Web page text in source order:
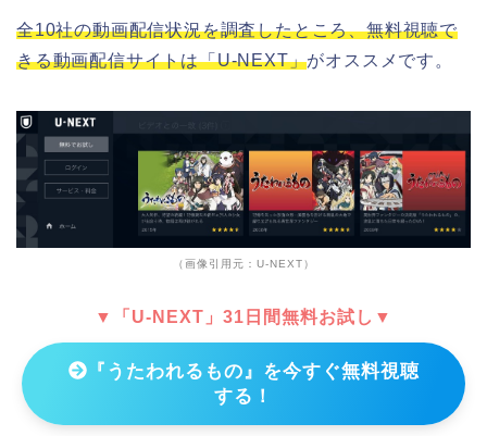
全10社の動画配信状況を調査したところ、無料視聴で
きる動画配信サイトは「U-NEXT」がオススメです。
（画像引用元：U-NEXT）
▼「U-NEXT」31日間無料お試し▼
『うたわれるもの』を今すぐ無料視聴
する！